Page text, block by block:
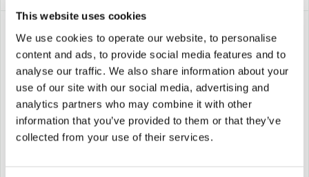
This website uses cookies
We use cookies to operate our website, to personalise
content and ads, to provide social media features and to
analyse our traffic. We also share information about your
use of our site with our social media, advertising and
analytics partners who may combine it with other
information that you’ve provided to them or that they’ve
collected from your use of their services.
SOLICITAR
DEMOSTRACIÓN
◷
MIN
Demostración
en
vivo:
Un